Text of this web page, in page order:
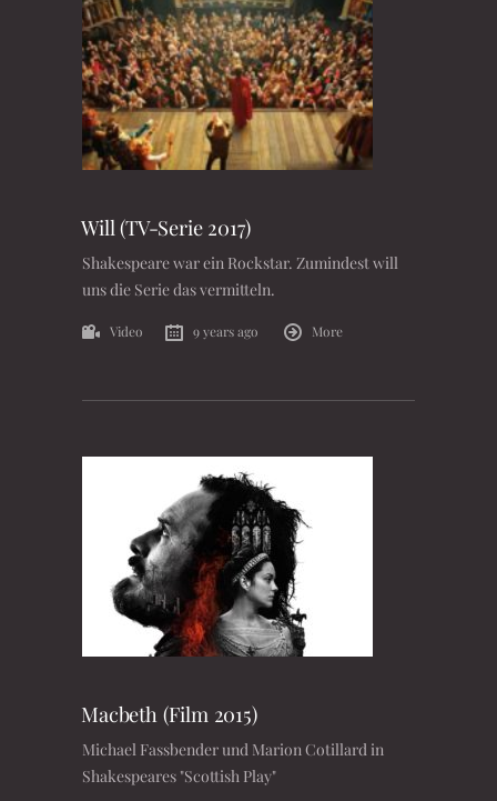
Will (TV-Serie 2017)
Shakespeare war ein Rockstar. Zumindest will
uns die Serie das vermitteln.
Video 9 years ago More
Macbeth (Film 2015)
Michael Fassbender und Marion Cotillard in
Shakespeares "Scottish Play"